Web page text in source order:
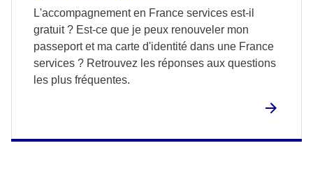
L'accompagnement en France services est-il
gratuit ? Est-ce que je peux renouveler mon
passeport et ma carte d'identité dans une France
services ? Retrouvez les réponses aux questions
les plus fréquentes.